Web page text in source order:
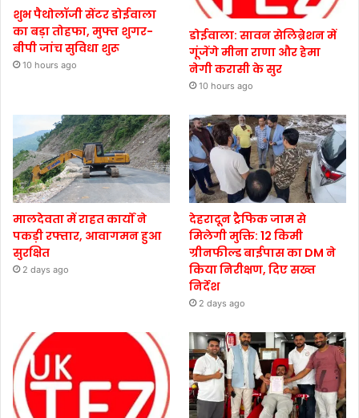
शुभ पैथोलॉजी सेंटर डोईवाला
का बड़ा तोहफा, मुफ्त शुगर-
बीपी जांच सुविधा शुरू
10 hours ago
डोईवाला: सावन सेलिब्रेशन में
गूंजेंगे मीना राणा और हेमा
नेगी करासी के सुर
10 hours ago
मालदेवता में राहत कार्यों ने
पकड़ी रफ्तार, आवागमन हुआ
सुरक्षित
2 days ago
देहरादून ट्रैफिक जाम से
मिलेगी मुक्ति: 12 किमी
ग्रीनफील्ड बाईपास का DM ने
किया निरीक्षण, दिए सख्त
निर्देश
2 days ago